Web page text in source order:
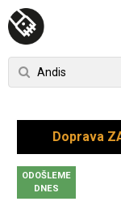
Doprava
ODOŠLEME
DNES